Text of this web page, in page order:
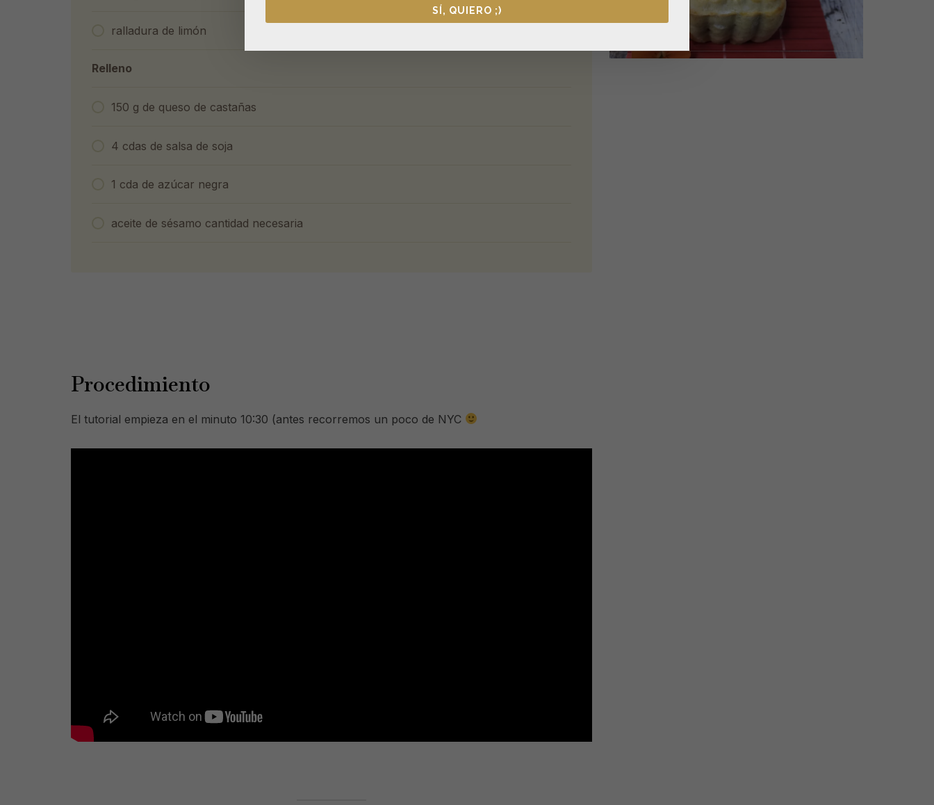
ralladura de limón
Relleno
150 g de queso de castañas
4 cdas de salsa de soja
1 cda de azúcar negra
aceite de sésamo cantidad necesaria
Procedimiento
El tutorial empieza en el minuto 10:30 (antes recorremos un poco de NYC
SÍ, QUIERO ;)